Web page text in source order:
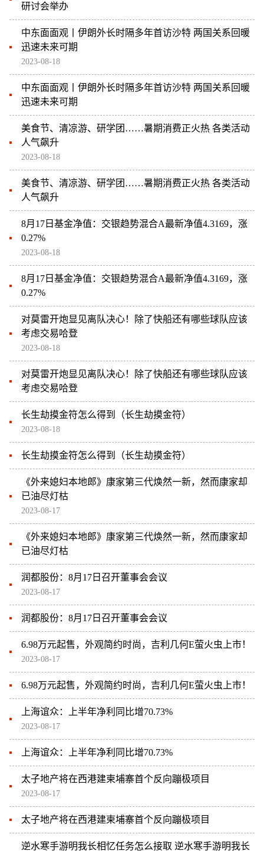
研讨会举办
中东面面观丨伊朗外长时隔多年首访沙特 两国关系回暖
迅速未来可期
2023-08-18
中东面面观丨伊朗外长时隔多年首访沙特 两国关系回暖
迅速未来可期
美食节、清凉游、研学团……暑期消费正火热 各类活动
人气飙升
2023-08-18
美食节、清凉游、研学团……暑期消费正火热 各类活动
人气飙升
8月17日基金净值：交银趋势混合A最新净值4.3169，涨
0.27%
2023-08-18
8月17日基金净值：交银趋势混合A最新净值4.3169，涨
0.27%
对莫雷开炮显见离队决心！除了快船还有哪些球队应该
考虑交易哈登
2023-08-18
对莫雷开炮显见离队决心！除了快船还有哪些球队应该
考虑交易哈登
长生劫摸金符怎么得到（长生劫摸金符）
2023-08-18
长生劫摸金符怎么得到（长生劫摸金符）
《外来媳妇本地郎》康家第三代焕然一新，然而康家却
已油尽灯枯
2023-08-17
《外来媳妇本地郎》康家第三代焕然一新，然而康家却
已油尽灯枯
润都股份：8月17日召开董事会会议
2023-08-17
润都股份：8月17日召开董事会会议
6.98万元起售，外观简约时尚，吉利几何E萤火虫上市！
2023-08-17
6.98万元起售，外观简约时尚，吉利几何E萤火虫上市！
上海谊众：上半年净利同比增70.73%
2023-08-17
上海谊众：上半年净利同比增70.73%
太子地产将在西港建柬埔寨首个反向蹦极项目
2023-08-17
太子地产将在西港建柬埔寨首个反向蹦极项目
逆水寒手游明我长相忆任务怎么接取 逆水寒手游明我长